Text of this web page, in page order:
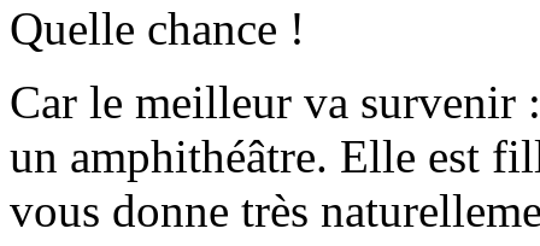
Quelle chance !
Car le meilleur va survenir
un amphithéâtre. Elle est
vous donne très